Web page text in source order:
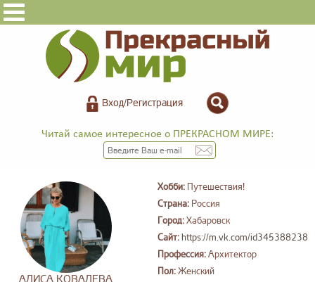
Вход/Регистрация
Читай самое интересное о ПРЕКРАСНОМ МИРЕ:
Хобби: Путешествия!
Страна: Россия
Город:Хабаровск
Сайт: https://m.vk.com/id345388238
Профессия:Архитектор
Пол:Женский